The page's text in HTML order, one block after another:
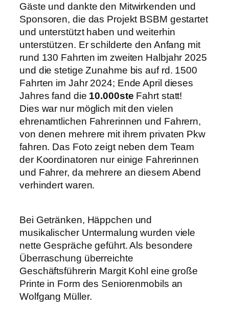
Gäste und dankte den Mitwirkenden und
Sponsoren, die das Projekt BSBM gestartet
und unterstützt haben und weiterhin
unterstützen. Er schilderte den Anfang mit
rund 130 Fahrten im zweiten Halbjahr 2025
und die stetige Zunahme bis auf rd. 1500
Fahrten im Jahr 2024; Ende April dieses
Jahres fand die 10.000ste Fahrt statt!
Dies war nur möglich mit den vielen
ehrenamtlichen Fahrerinnen und Fahrern,
von denen mehrere mit ihrem privaten Pkw
fahren. Das Foto zeigt neben dem Team
der Koordinatoren nur einige Fahrerinnen
und Fahrer, da mehrere an diesem Abend
verhindert waren.
Bei Getränken, Häppchen und
musikalischer Untermalung wurden viele
nette Gespräche geführt. Als besondere
Überraschung überreichte
Geschäftsführerin Margit Kohl eine große
Printe in Form des Seniorenmobils an
Wolfgang Müller.